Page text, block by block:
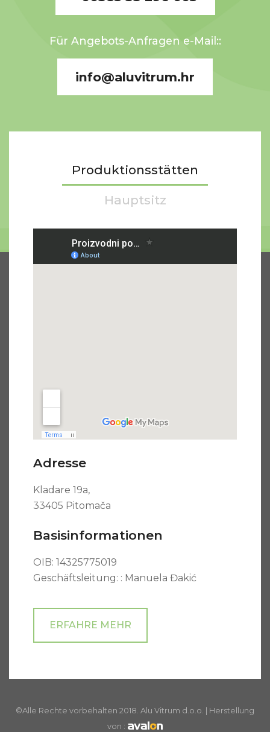
Für Angebots-Anfragen e-Mail::
info@aluvitrum.hr
Produktionsstätten
Hauptsitz
Adresse
Kladare 19a,
33405 Pitomača
Basisinformationen
OIB: 14325775019
Geschäftsleitung: : Manuela Đakić
ERFAHRE MEHR
©Alle Rechte vorbehalten 2018. Alu Vitrum d.o.o. | Herstellung
von :